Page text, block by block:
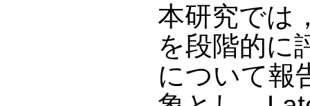
本研究では
を段階的に
について報